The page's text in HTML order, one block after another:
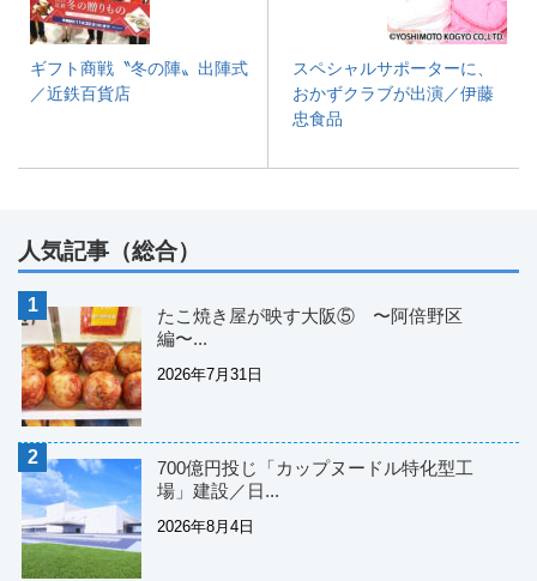
ギフト商戦〝冬の陣〟出陣式
／近鉄百貨店
スペシャルサポーターに、
おかずクラブが出演／伊藤
忠食品
人気記事（総合）
たこ焼き屋が映す大阪⑤ 〜阿倍野区
編〜...
2026年7月31日
700億円投じ「カップヌードル特化型工
場」建設／日...
2026年8月4日